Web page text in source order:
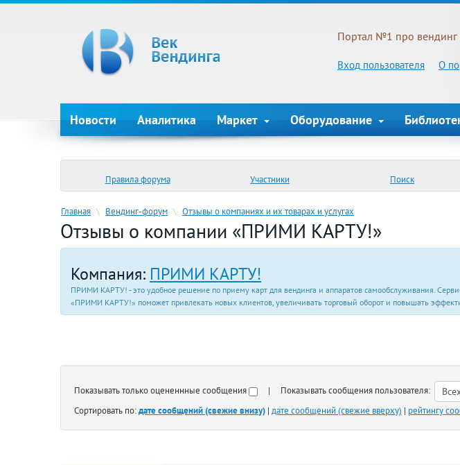
Портал №1 про вендинг
Вход пользователя О
Новости Аналитика Маркет Оборудование
Правила форума Участники Поиск
Главная \ Вендинг-форум \ Отзывы о компаниях и их товарах и услугах
Отзывы о компании «ПРИМИ КАРТУ!»
Компания: ПРИМИ КАРТУ!
ПРИМИ КАРТУ! - это удобное решение по приему карт для вендинга и аппаратов самообслуживания.
«ПРИМИ КАРТУ!» поможет привлекать новых клиентов, увеличивать торговый оборот и повышать
Показывать только оцененнные сообщения
| Показывать сообщения пользователя:
Сортировать по:дате сообщений (свежие внизу) | дате сообщений (свежие вверху) | рейтингу